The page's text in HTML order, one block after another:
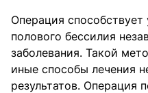
Операция
полового бессилия
заболевания. Такой
иные способы лечения
результатов. Операция